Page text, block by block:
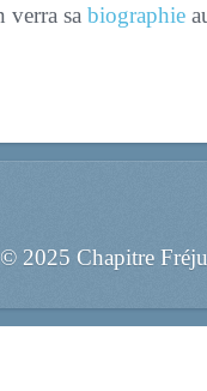
verra sa biographie
© 2025 Chapitre